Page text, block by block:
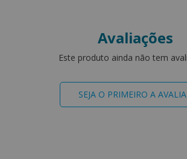
Avaliações
Este produto ainda não tem
SEJA O PRIMEIRO A